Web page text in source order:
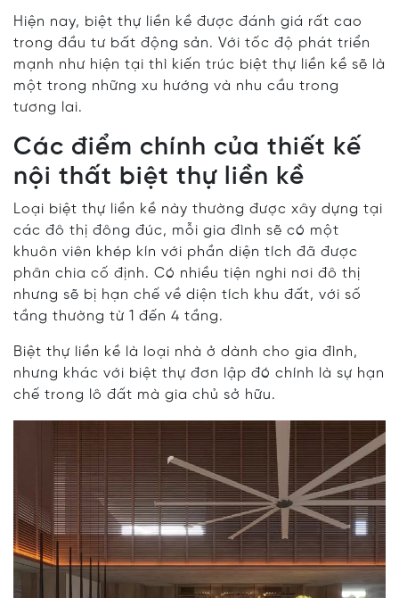
Hiện nay, biệt thự liền kề được đánh giá rất cao
trong đầu tư bất động sản. Với tốc độ phát triển
mạnh như hiện tại thì kiến trúc biệt thự liền kề sẽ là
một trong những xu hướng và nhu cầu trong
tương lai.
Các điểm chính của thiết kế
nội thất biệt thự liền kề
Loại biệt thự liền kề này thường được xây dựng tại
các đô thị đông đúc, mỗi gia đình sẽ có một
khuôn viên khép kín với phần diện tích đã được
phân chia cố định. Có nhiều tiện nghi nơi đô thị
nhưng sẽ bị hạn chế về diện tích khu đất, với số
tầng thường từ 1 đến 4 tầng.
Biệt thự liền kề là loại nhà ở dành cho gia đình,
nhưng khác với biệt thự đơn lập đó chính là sự hạn
chế trong lô đất mà gia chủ sở hữu.